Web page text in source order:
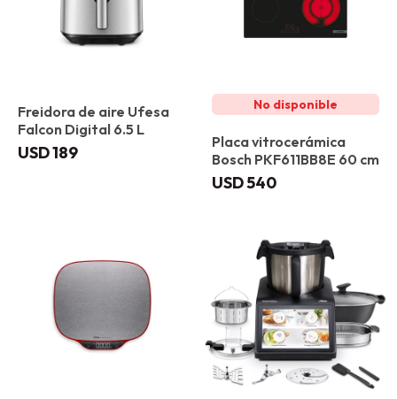
Freidora de aire Ufesa
Falcon Digital 6.5 L
USD189
Placa vitrocerámica
Bosch PKF611BB8E 60 cm
USD540